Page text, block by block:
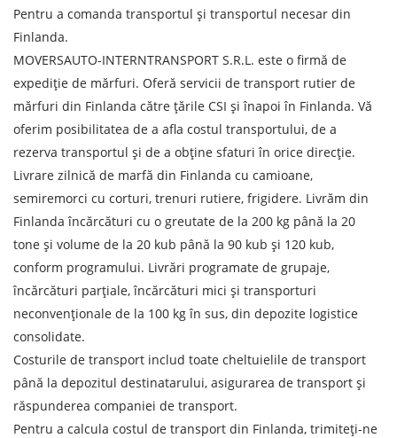
Pentru a comanda transportul și transportul necesar din
Finlanda.
MOVERSAUTO-INTERNTRANSPORT S.R.L. este o firmă de
expediție de mărfuri. Oferă servicii de transport rutier de
mărfuri din Finlanda către țările CSI și înapoi în Finlanda. Vă
oferim posibilitatea de a afla costul transportului, de a
rezerva transportul și de a obține sfaturi în orice direcție.
Livrare zilnică de marfă din Finlanda cu camioane,
semiremorci cu corturi, trenuri rutiere, frigidere. Livrăm din
Finlanda încărcături cu o greutate de la 200 kg până la 20
tone și volume de la 20 kub până la 90 kub și 120 kub,
conform programului. Livrări programate de grupaje,
încărcături parțiale, încărcături mici și transporturi
neconvenționale de la 100 kg în sus, din depozite logistice
consolidate.
Costurile de transport includ toate cheltuielile de transport
până la depozitul destinatarului, asigurarea de transport și
răspunderea companiei de transport.
Pentru a calcula costul de transport din Finlanda, trimiteți-ne
Aflați despre costurile de
expediere
Descarcă țara
Descarcă orașul
Teren de descărcare